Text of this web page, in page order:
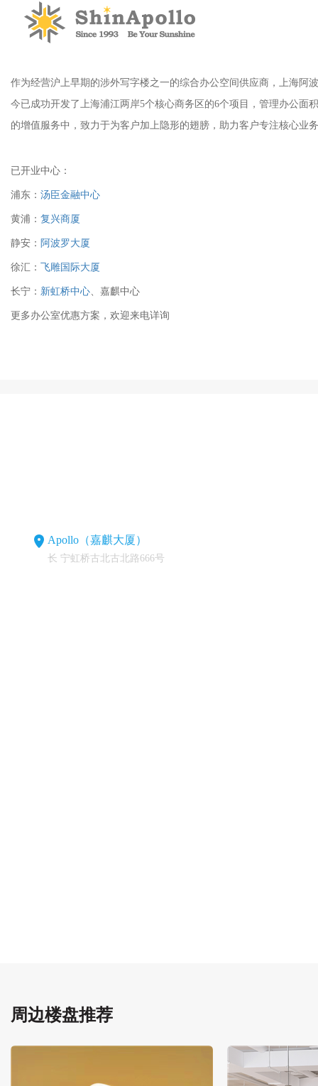
作为经营沪上早期的涉外写字楼之一的综合办公空间供应商，上海阿波
今已成功开发了上海浦江两岸5个核心商务区的6个项目，管理办公面积
的增值服务中，致力于为客户加上隐形的翅膀，助力客户专注核心业
已开业中心：
浦东： 汤臣金融中心
黄浦： 复兴商厦
静安： 阿波罗大厦
徐汇： 飞雕国际大厦
长宁： 新虹桥中心 、嘉麒中心
更多办公室优惠方案，欢迎来电详询
Apollo（嘉麒大厦）
长 宁虹桥古北古北路666号
周边楼盘推荐